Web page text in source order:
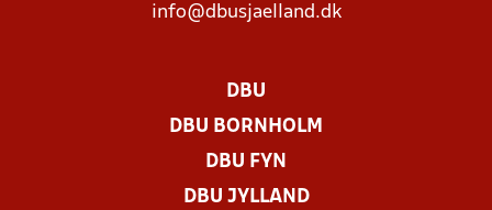
info@dbusjaelland.dk
DBU
DBU BORNHOLM
DBU FYN
DBU JYLLAND